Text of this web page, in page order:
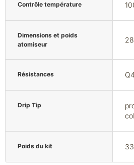
Contrôle température
Dimensions et poids
atomiseur
Résistances
Drip Tip
Poids du kit